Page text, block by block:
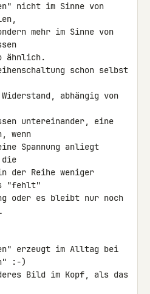
nicht im Sinne von
mehr im Sinne von
ähnlich.
schon selbst
abhängig von
untereinander, eine
wenn
Spannung anliegt
der Reihe weniger
"fehlt"
oder es bleibt nur noch
erzeugt im Alltag bei
:-)
Bild im Kopf, als das